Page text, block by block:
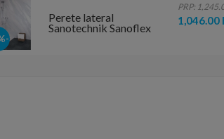
-16%
Perete lateral
Sanotechnik Sanoflex
PRP:
1,046.00